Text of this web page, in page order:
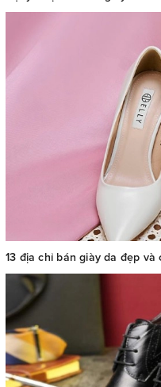
13 địa chỉ bán giày da đẹp